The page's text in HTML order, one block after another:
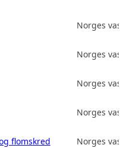
Norges
Norges
Norges
Norges
flomskred Norges